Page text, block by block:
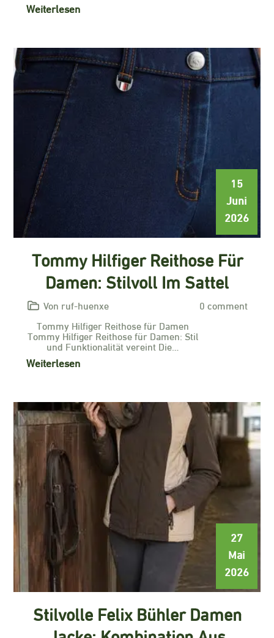
Weiterlesen
15
Juni
2026
Tommy Hilfiger Reithose Für
Damen: Stilvoll Im Sattel
Von ruf-huenxe
0 comment
Tommy Hilfiger Reithose für Damen
Tommy Hilfiger Reithose für Damen: Stil
und Funktionalität vereint Die…
Weiterlesen
27
Mai
2026
Stilvolle Felix Bühler Damen